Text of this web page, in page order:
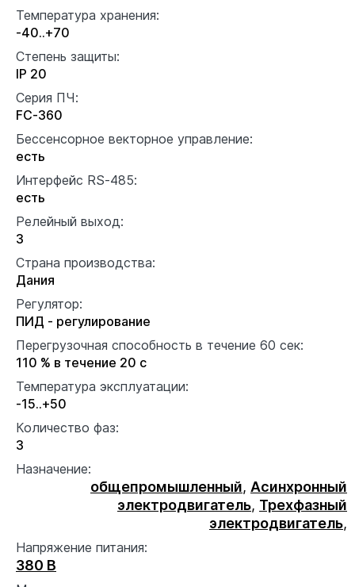
Температура хранения:
-40..+70
Степень защиты:
IP 20
Серия ПЧ:
FC-360
Бессенсорное векторное управление:
есть
Интерфейс RS-485:
есть
Релейный выход:
3
Страна производства:
Дания
Регулятор:
ПИД - регулирование
Перегрузочная способность в течение 60 сек:
110 % в течение 20 с
Температура эксплуатации:
-15..+50
Количество фаз:
3
Назначение:
общепромышленный, Асинхронный
электродвигатель, Трехфазный
электродвигатель,
Напряжение питания:
380 В